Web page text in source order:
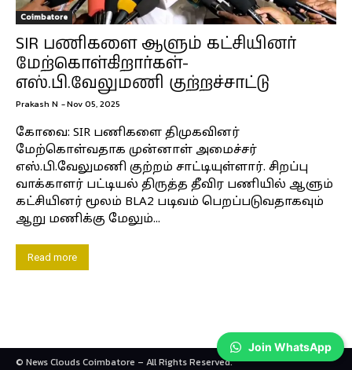
Coimbatore
SIR பணிகளை ஆளும் கட்சியினர்
மேற்கொள்கிறார்கள்-
எஸ்.பி.வேலுமணி குற்றச்சாட்டு
Prakash N -Nov 05, 2025
கோவை: SIR பணிகளை திமுகவினர்
மேற்கொள்வதாக முன்னாள் அமைச்சர்
எஸ்.பி.வேலுமணி குற்றம் சாட்டியுள்ளார். சிறப்பு
வாக்காளர் பட்டியல் திருத்த தீவிர பணியில் ஆளும்
கட்சியினர் மூலம் BLA2 படிவம் பெறப்படுவதாகவும்
ஆறு மணிக்கு மேலும்...
Read more
© News Clouds Coimbatore – All Rights Reserved.
Join WhatsApp